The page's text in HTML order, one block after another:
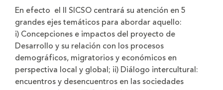
En efecto el II SICSO centrará su atención en 5
grandes ejes temáticos para abordar aquello:
i) Concepciones e impactos del proyecto de
Desarrollo y su relación con los procesos
demográficos, migratorios y económicos en
perspectiva local y global; ii) Diálogo intercultural:
encuentros y desencuentros en las sociedades